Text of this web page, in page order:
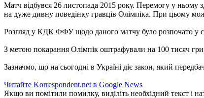
Матч відбувся 26 листопада 2015 року. Перемогу у
на дуже дивну поведінку гравців Олімпіка. При цьому
Розгляд у КДК ФФУ щодо даного матчу було розпочато у
З метою покарання Олімпік оштрафували на 100 тисяч
Зазначмо, що на сьогодні в Україні діє закон, який
Читайте Korrespondent.net в Google News
Якщо ви помітили помилку, виділіть необхідний текст і